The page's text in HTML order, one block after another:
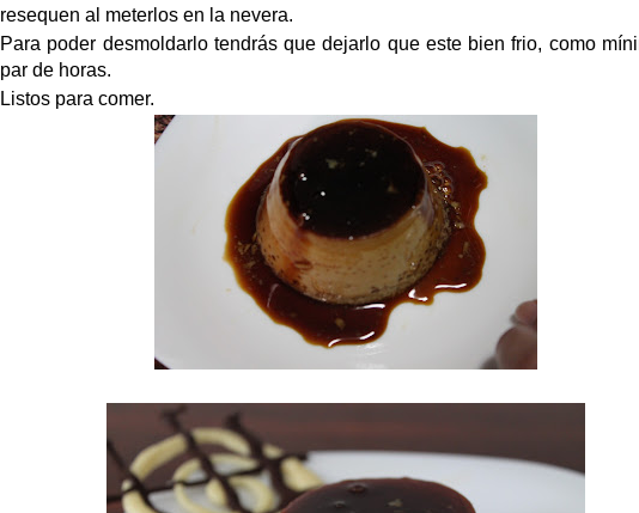
resequen al meterlos en la nevera.
Para poder desmoldarlo tendrás que dejarlo que este bien frio, como
par de horas.
Listos para comer.